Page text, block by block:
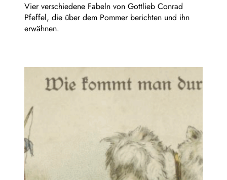
Vier verschiedene Fabeln von Gottlieb Conrad
Pfeffel, die über dem Pommer berichten und ihn
erwähnen.